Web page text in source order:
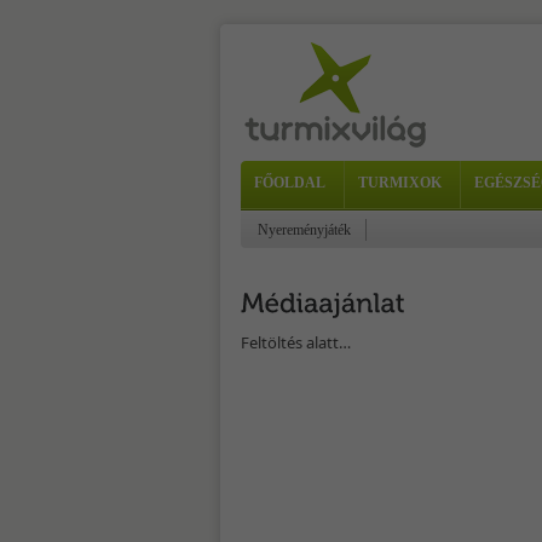
FŐOLDAL TURMIXOK
Nyereményjáték
Feltöltés alatt…